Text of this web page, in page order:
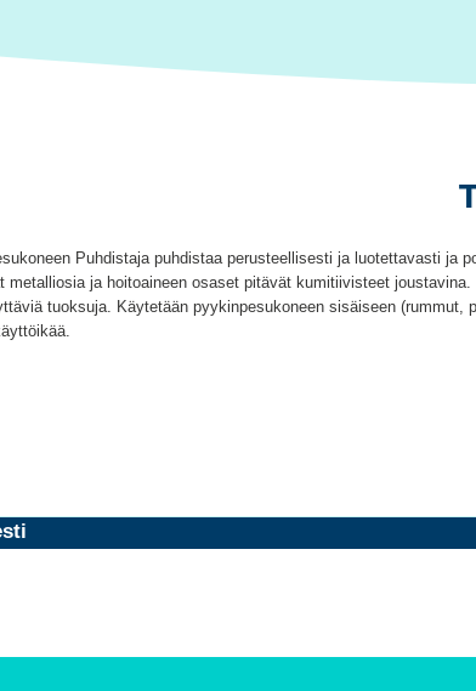
Puhdistaja puhdistaa perusteellisesti ja luotettavasti ja
metalliosia ja hoitoaineen osaset pitävät kumitiivisteet
tuoksuja. Käytetään pyykinpesukoneen sisäiseen